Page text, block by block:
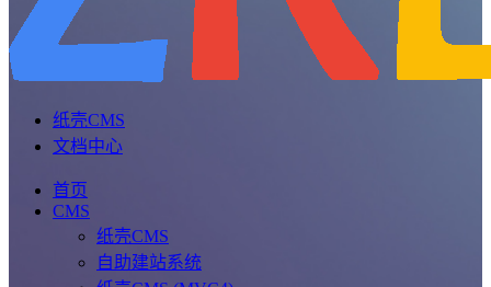
纸壳CMS
文档中心
首页
CMS
纸壳CMS
自助建站系统